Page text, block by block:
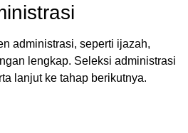
administrasi, seperti ijazah,
lengkap. Seleksi administrasi
lanjut ke tahap berikutnya.